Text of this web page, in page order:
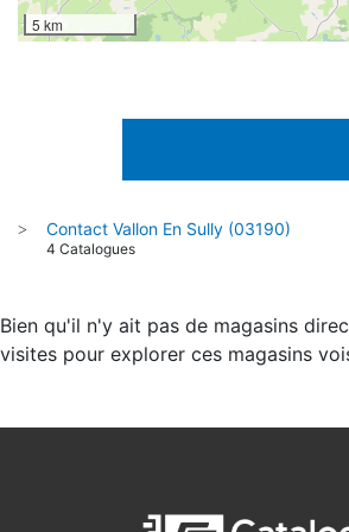
5 km
> Contact Vallon En Sully (03190)
4 Catalogues
Bien qu'il n'y ait pas de magasins
visites pour explorer ces magasins